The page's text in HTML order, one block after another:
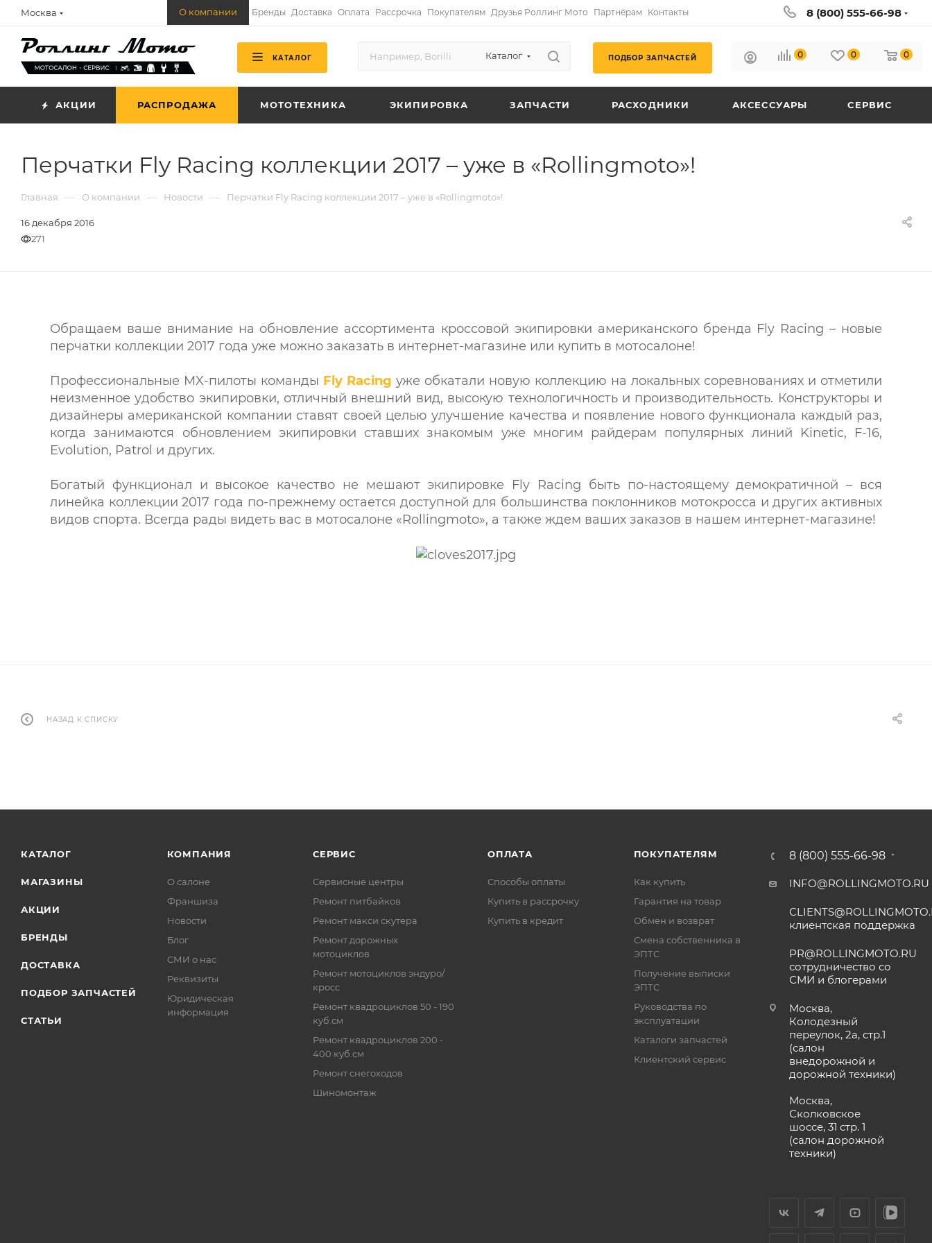
Москва О компании Бренды Доставка Оплата Рассрочка Покупателям Друзья Роллинг Мото Партнёрам Контакты 8 (800) 555-66-98
КАТАЛОГ Каталог ПОДБОР ЗАПЧАСТЕЙ 0 0 0
АКЦИИ РАСПРОДАЖА МОТОТЕХНИКА ЭКИПИРОВКА ЗАПЧАСТИ РАСХОДНИКИ АКСЕССУАРЫ СЕРВИС
Перчатки Fly Racing коллекции 2017 – уже в «Rollingmoto»!
Главная — О компании — Новости — Перчатки Fly Racing коллекции 2017 – уже в «Rollingmoto»!
16 декабря 2016
271
Обращаем ваше внимание на обновление ассортимента кроссовой экипировки американского бренда Fly Racing – новые
перчатки коллекции 2017 года уже можно заказать в интернет-магазине или купить в мотосалоне!
Профессиональные MX-пилоты команды Fly Racing уже обкатали новую коллекцию на локальных соревнованиях и отметили
неизменное удобство экипировки, отличный внешний вид, высокую технологичность и производительность. Конструкторы и
дизайнеры американской компании ставят своей целью улучшение качества и появление нового функционала каждый раз,
когда занимаются обновлением экипировки ставших знакомым уже многим райдерам популярных линий Kinetic, F-16,
Evolution, Patrol и других.
Богатый функционал и высокое качество не мешают экипировке Fly Racing быть по-настоящему демократичной – вся
линейка коллекции 2017 года по-прежнему остается доступной для большинства поклонников мотокросса и других активных
видов спорта. Всегда рады видеть вас в мотосалоне «Rollingmoto», а также ждем ваших заказов в нашем интернет-магазине!
НАЗАД К СПИСКУ
КАТАЛОГ
МАГАЗИНЫ
АКЦИИ
БРЕНДЫ
ДОСТАВКА
ПОДБОР ЗАПЧАСТЕЙ
СТАТЬИ
КОМПАНИЯ
О салоне
Франшиза
Новости
Блог
СМИ о нас
Реквизиты
Юридическая
информация
СЕРВИС
Сервисные центры
Ремонт питбайков
Ремонт макси скутера
Ремонт дорожных
мотоциклов
Ремонт мотоциклов эндуро/
кросс
Ремонт квадроциклов 50 - 190
куб.см
Ремонт квадроциклов 200 -
400 куб.см
Ремонт снегоходов
Шиномонтаж
ОПЛАТА
Способы оплаты
Купить в рассрочку
Купить в кредит
ПОКУПАТЕЛЯМ
Как купить
Гарантия на товар
Обмен и возврат
Смена собственника в
ЭПТС
Получение выписки
ЭПТС
Руководства по
эксплуатации
Каталоги запчастей
Клиентский сервис
8 (800) 555-66-98
INFO@ROLLINGMOTO.RU
клиентская поддержка
PR@ROLLINGMOTO.RU
сотрудничество со
СМИ и блогерами
Москва,
Колодезный
переулок, 2а, стр.1
(салон
внедорожной и
дорожной техники)
Москва,
Сколковское
шоссе, 31 стр. 1
(салон дорожной
техники)